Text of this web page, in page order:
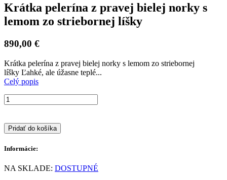
Krátka pelerína z pravej bielej norky s
lemom zo striebornej líšky
890,00 €
Krátka pelerína z pravej bielej norky s lemom zo striebornej
líšky Ľahké, ale úžasne teplé...
Celý popis
Pridať do košíka
Informácie:
NA SKLADE: DOSTUPNÉ